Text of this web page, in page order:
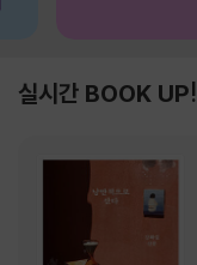
실시간 BOOK UP!